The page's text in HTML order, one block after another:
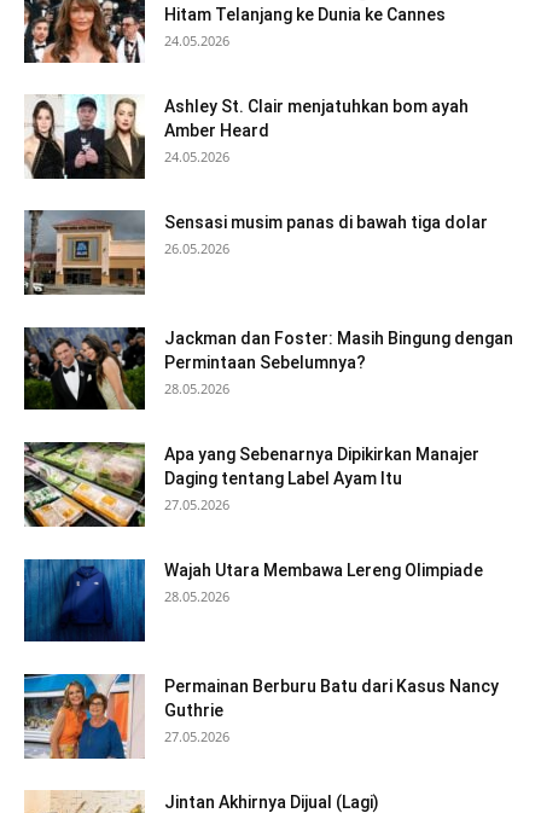
Hitam Telanjang ke Dunia ke Cannes
24.05.2026
Ashley St. Clair menjatuhkan bom ayah
Amber Heard
24.05.2026
Sensasi musim panas di bawah tiga dolar
26.05.2026
Jackman dan Foster: Masih Bingung dengan
Permintaan Sebelumnya?
28.05.2026
Apa yang Sebenarnya Dipikirkan Manajer
Daging tentang Label Ayam Itu
27.05.2026
Wajah Utara Membawa Lereng Olimpiade
28.05.2026
Permainan Berburu Batu dari Kasus Nancy
Guthrie
27.05.2026
Jintan Akhirnya Dijual (Lagi)